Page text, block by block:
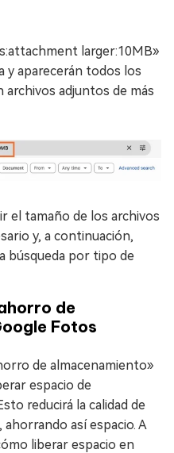
larger:10MB»
y aparecerán todos los
adjuntos de más
el tamaño de los archivos
y, a continuación,
búsqueda por tipo de
de
Fotos
de almacenamiento»
espacio de
reducirá la calidad de
así espacio. A
liberar espacio en